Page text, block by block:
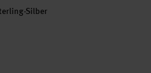
Silber